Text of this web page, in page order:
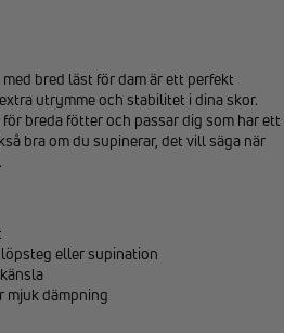
bred läst för dam är ett perfekt
utrymme och stabilitet i dina skor.
breda fötter och passar dig som har ett
bra om du supinerar, det vill säga när
eller supination
mjuk dämpning